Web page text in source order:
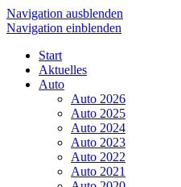
Navigation ausblenden
Navigation einblenden
Start
Aktuelles
Auto
Auto 2026
Auto 2025
Auto 2024
Auto 2023
Auto 2022
Auto 2021